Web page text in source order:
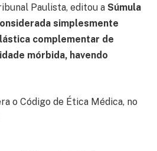
Paulista, editou a Súmula
simplesmente
complementar de
mórbida, havendo
o Código de Ética Médica, no